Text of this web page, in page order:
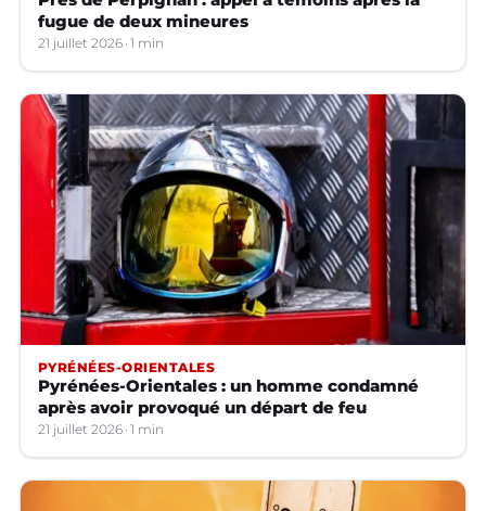
fugue de deux mineures
21 juillet 2026 1 min
PYRÉNÉES-ORIENTALES
Pyrénées-Orientales : un homme condamné
après avoir provoqué un départ de feu
21 juillet 2026 1 min